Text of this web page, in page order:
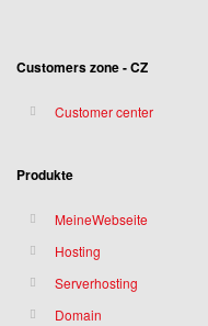
Customers zone - CZ
Customer center
Produkte
MeineWebseite
Hosting
Serverhosting
Domain